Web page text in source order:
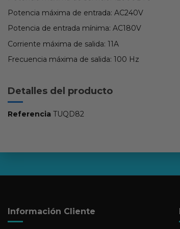
Potencia máxima de entrada: AC240V
Potencia de entrada mínima: AC180V
Corriente máxima de salida: 11A
Frecuencia máxima de salida: 100 Hz
Detalles del producto
Referencia TUQD82
Información Cliente